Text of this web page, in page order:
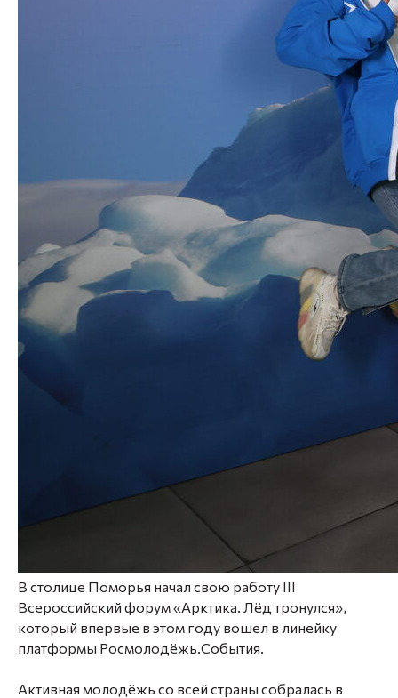
В столице Поморья начал свою работу III
Всероссийский форум «Арктика. Лёд тронулся»,
который впервые в этом году вошел в линейку
платформы Росмолодёжь.События.
Активная молодёжь со всей страны собралась в